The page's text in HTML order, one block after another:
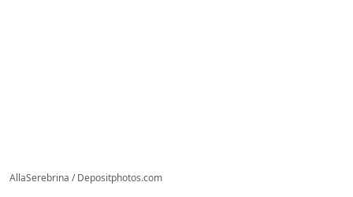
AllaSerebrina / Depositphotos.com